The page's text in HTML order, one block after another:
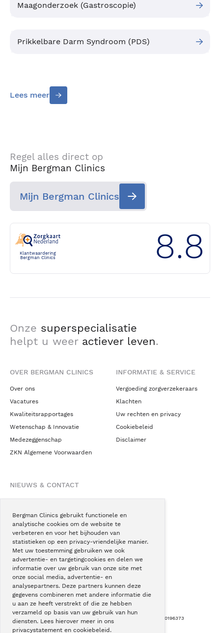
Bergman Clinics gebruikt functionele en
analytische cookies om de website te
verbeteren en voor het bijhouden van
statistieken op een privacy-vriendelijke manier.
Met uw toestemming gebruiken we ook
advertentie- en targetingcookies en delen we
informatie over uw gebruik van onze site met
onze social media, advertentie- en
analysepartners. Deze partners kunnen deze
gegevens combineren met andere informatie die
u aan ze heeft verstrekt of die ze hebben
verzameld op basis van uw gebruik van hun
diensten. Lees hierover meer in ons
privacystatement en cookiebeleid.
Maagonderzoek (Gastroscopie)
Prikkelbare Darm Syndroom (PDS)
Lees meer
Regel alles direct op
Mijn Bergman Clinics
Mijn Bergman Clinics
Klantwaardering
Bergman Clinics
8.8
Onze superspecialisatie
helpt u weer actiever leven.
OVER BERGMAN CLINICS
Over ons
Vacatures
Kwaliteitsrapportages
Wetenschap & Innovatie
Medezeggenschap
ZKN Algemene Voorwaarden
INFORMATIE & SERVICE
Vergoeding zorgverzekeraars
Klachten
Uw rechten en privacy
Cookiebeleid
Disclaimer
NIEUWS & CONTACT
Blogs
Podcast
Pressroom
Instagram
Facebook
LinkedIn
Copyright © Bergman Clinics 2026 KVK nummer: 30196373